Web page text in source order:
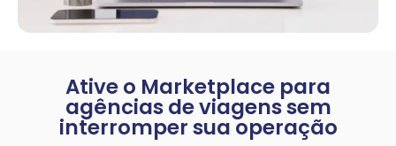
Ative o Marketplace para
agências de viagens sem
interromper sua operação